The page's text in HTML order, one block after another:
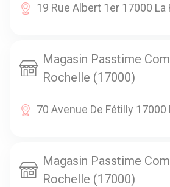
19 Rue Albert 1er 17000 La
Magasin Passtime
Rochelle (17000)
70 Avenue De Fétilly 17000
Magasin Passtime
Rochelle (17000)